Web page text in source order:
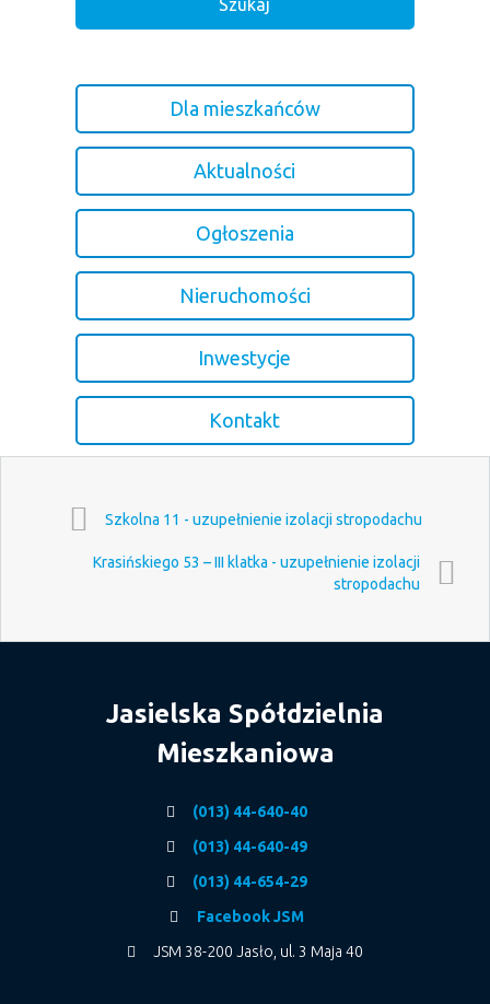
Dla mieszkańców
Aktualności
Ogłoszenia
Nieruchomości
Inwestycje
Kontakt
Szkolna 11 - uzupełnienie izolacji stropodachu
Krasińskiego 53 – III klatka - uzupełnienie izolacji
stropodachu
Jasielska Spółdzielnia
Mieszkaniowa
(013) 44-640-40
(013) 44-640-49
(013) 44-654-29
Facebook JSM
JSM 38-200 Jasło, ul. 3 Maja 40